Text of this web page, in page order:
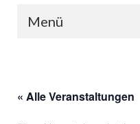
Menü
« Alle Veranstaltungen